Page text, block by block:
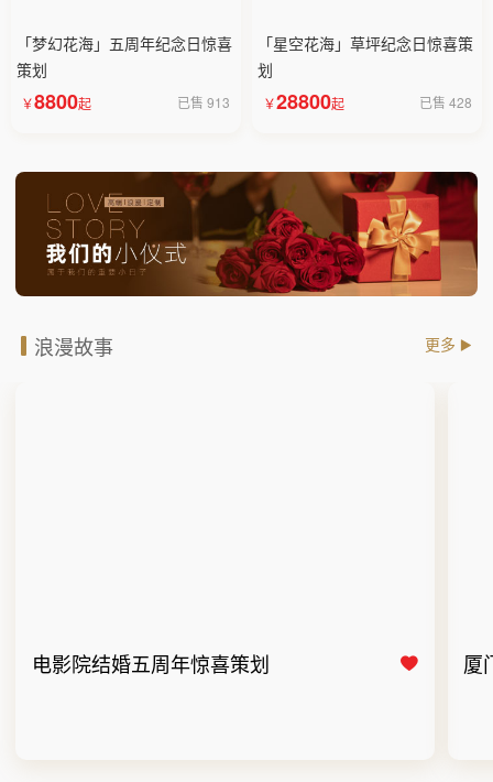
「梦幻花海」五周年纪念日惊喜
策划
8800 已售 913
「星空花海」草坪纪念日惊喜策
划
28800 已售 428
浪漫故事 更多
电影院结婚五周年惊喜策划 厦